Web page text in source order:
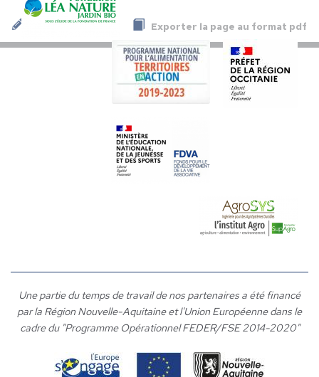
Exporter la page au format pdf
Une partie du temps de travail de nos partenaires a été financé
par la Région Nouvelle-Aquitaine et l'Union Européenne dans le
cadre du "Programme Opérationnel FEDER/FSE 2014-2020"